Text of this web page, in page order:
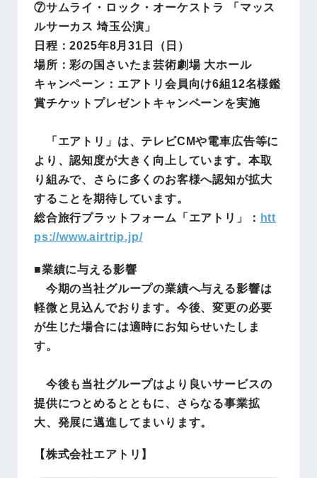
⑦サムライ・ロック・オーケストラ 「マッス
ルサーカス 埼玉公演」
日程：2025年8月31日（日）
場所：彩の国さいたま芸術劇場 大ホール
キャンペーン：エアトリ会員向け6組12名様鑑
賞チケットプレゼントキャンペーンを実施
「エアトリ」は、テレビCMや電車広告等に
より、認知度が大きく向上しています。本取
り組みで、さらに多くのお客様へ認知が拡大
することを期待しています。
総合旅行プラットフォーム「エアトリ」： htt
ps://www.airtrip.jp/
■業績に与える影響
今期の当社グループの業績へ与える影響は
軽微と見込んでおります。今後、変更の必要
が生じた場合には適時にお知らせいたしま
す。
今後も当社グループはより良いサービスの
提供につとめるとともに、さらなる事業拡
大、発展に邁進してまいります。
【株式会社エアトリ】